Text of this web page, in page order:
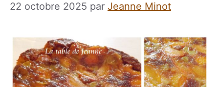
22 octobre 2025 par Jeanne Minot